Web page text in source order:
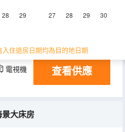
28 29 27 28 29 30
入住退房日期均為目的地日期
商務雙床房
35㎡ 空調 淋浴
電視機 查看供應
大床房